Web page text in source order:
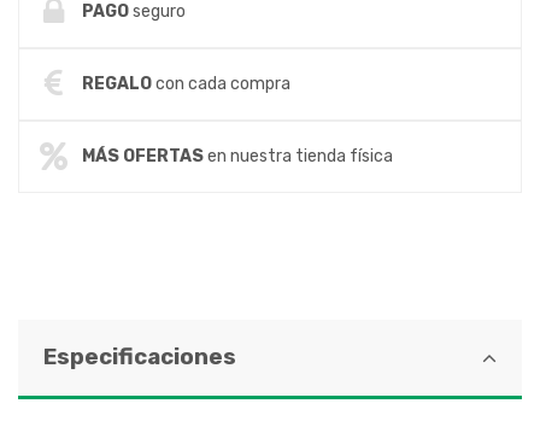
PAGOseguro
REGALOcon cada compra
MÁS OFERTASen nuestra tienda física
Especificaciones